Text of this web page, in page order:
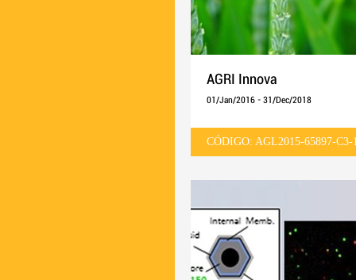
AGRI Innova
01/Jan/2016 - 31/Dec/2018
CÓDIGO: AGL2015-65897-C3-